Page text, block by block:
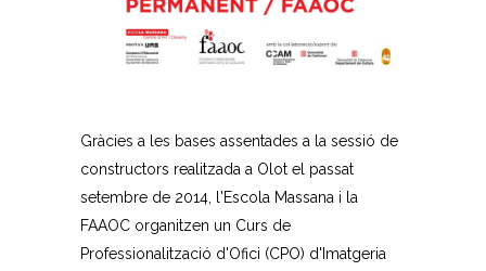
Gràcies a les bases assentades a la sessió de
constructors realitzada a Olot el passat
setembre de 2014, l'Escola Massana i la
FAAOC organitzen un Curs de
Professionalització d'Ofici (CPO) d'Imatgeria